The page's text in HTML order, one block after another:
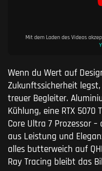
Mit dem Laden des Videos
Wenn du Wert auf
Zukunftssicherheit
treuer Begleiter.
Kühlung, eine RTX 5070
Core Ultra 7 Prozessor
aus Leistung und
alles butterweich auf
Ray Tracing bleibt das